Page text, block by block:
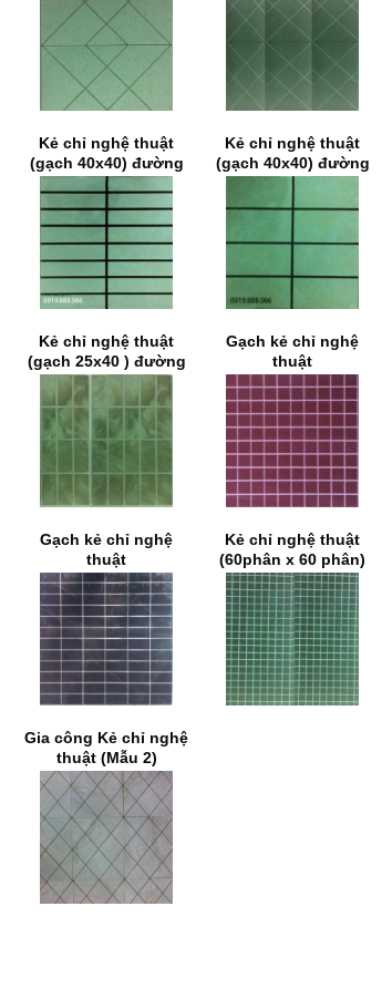
Kẻ chỉ nghệ thuật
(gạch 40x40) đường
chỉ 6mm
Kẻ chỉ nghệ thuật
(gạch 40x40) đường
chỉ 6mm
Kẻ chỉ nghệ thuật
(gạch 25x40 ) đường
chỉ 6mm
Gạch kẻ chỉ nghệ
thuật
Gạch kẻ chỉ nghệ
thuật
Kẻ chỉ nghệ thuật
(60phân x 60 phân)
Gia công Kẻ chỉ nghệ
thuật (Mẫu 2)